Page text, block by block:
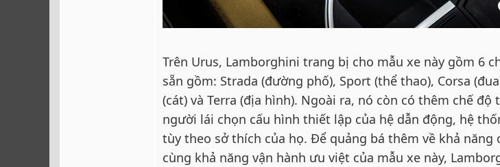
Trên Urus, Lamborghini trang bị cho mẫu xe này gồm 6
sẵn gồm: Strada (đường phố), Sport (thể thao), Corsa
(cát) và Terra (địa hình). Ngoài ra, nó còn có thêm chế độ
người lái chọn cấu hình thiết lập của hệ dẫn động, hệ
tùy theo sở thích của họ. Để quảng bá thêm về khả năng
cùng khả năng vận hành ưu việt của mẫu xe này,